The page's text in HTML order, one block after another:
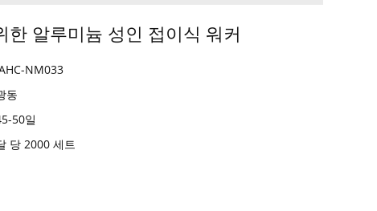
한 알루미늄 성인 접이식 워커
NM033
동
50일
당 2000 세트